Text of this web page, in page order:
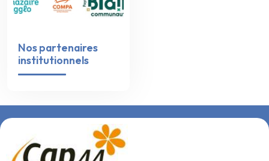
Nos partenaires
institutionnels